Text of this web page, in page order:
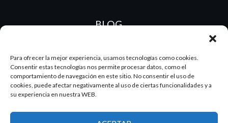
Para ofrecer la mejor experiencia, usamos tecnologías como cookies.
Consentir estas tecnologías nos permite procesar datos, como el
comportamiento de navegación en este sitio. No consentir el uso de
cookies, puede afectar negativamente al uso de ciertas funcionalidades y a
su experiencia en nuestra WEB.
BLOG
ES PT
2026 Dake. Todos los derechos reservados.